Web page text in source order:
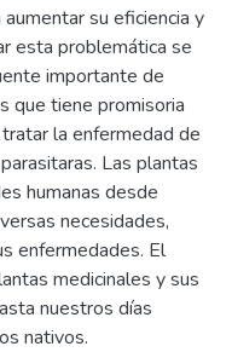
su eficiencia y
esta problemática se
importante de
que tiene promisoria
la enfermedad de
Las plantas
humanas desde
necesidades,
enfermedades. El
medicinales y sus
nuestros días
nativos.